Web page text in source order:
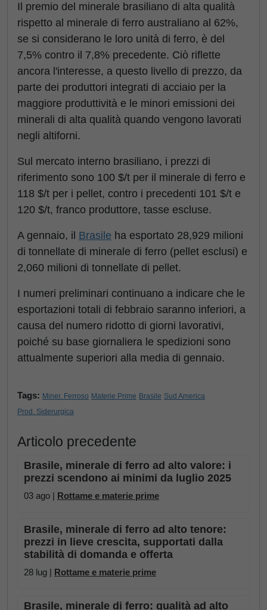
Il premio del minerale brasiliano di alta qualità
rispetto al minerale di ferro australiano al 62%,
se si considerano le loro unità di ferro, è del
7,5% contro il 7,8% precedente. Ciò riflette
ancora l'interesse, a questo livello di prezzo, da
parte dei produttori integrati di acciaio per la
maggiore produttività e le minori emissioni dei
minerali di alta qualità quando vengono lavorati
negli altiforni.
Sul mercato interno brasiliano, i prezzi di
riferimento sono 100 $/t per il minerale di ferro e
118 $/t per i pellet, contro i precedenti 101 $/t e
120 $/t, franco produttore, tasse escluse.
A gennaio, il Brasile ha esportato 28,929 milioni
di tonnellate di minerale di ferro (pellet esclusi) e
2,060 milioni di tonnellate di pellet.
I numeri preliminari continuano a indicare che le
esportazioni totali di febbraio saranno inferiori, a
causa del numero ridotto di giorni lavorativi,
poiché su base giornaliera le spedizioni sono
attualmente superiori alla media di gennaio.
Tags: Miner. Ferroso Materie Prime Brasile Sud America
Prod. Siderurgica
Articolo precedente
Brasile, minerale di ferro ad alto valore: i
prezzi scendono ai minimi da luglio 2025
03 ago | Rottame e materie prime
Brasile, minerale di ferro ad alto tenore:
prezzi in lieve crescita, supportati dalla
stabilità di domanda e offerta
28 lug | Rottame e materie prime
Brasile, minerale di ferro: qualità ad alto